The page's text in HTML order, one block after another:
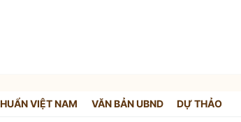
VIỆT NAM VĂN BẢN UBND DỰ THẢO